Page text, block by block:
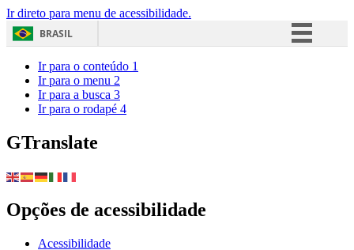
Ir direto para menu de acessibilidade.
BRASIL
Ir para o conteúdo 1
Ir para o menu 2
Ir para a busca 3
Ir para o rodapé 4
GTranslate
Opções de acessibilidade
Acessibilidade